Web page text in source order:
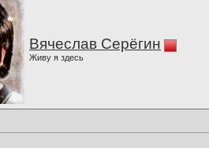
Вячеслав Серёгин
Живу я здесь